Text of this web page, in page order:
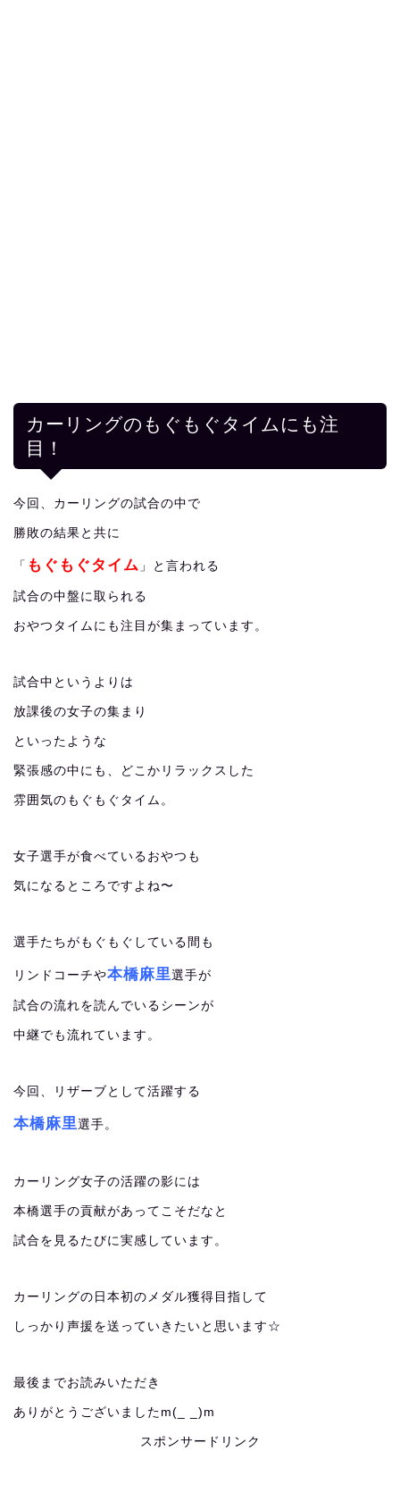
カーリングのもぐもぐタイムにも注
目！
今回、カーリングの試合の中で
勝敗の結果と共に
「 もぐもぐタイム 」と言われる
試合の中盤に取られる
おやつタイムにも注目が集まっています。
試合中というよりは
放課後の女子の集まり
といったような
緊張感の中にも、どこかリラックスした
雰囲気のもぐもぐタイム。
女子選手が食べているおやつも
気になるところですよね〜
選手たちがもぐもぐしている間も
リンドコーチや本橋麻里選手が
試合の流れを読んでいるシーンが
中継でも流れています。
今回、リザーブとして活躍する
本橋麻里選手。
カーリング女子の活躍の影には
本橋選手の貢献があってこそだなと
試合を見るたびに実感しています。
カーリングの日本初のメダル獲得目指して
しっかり声援を送っていきたいと思います☆
最後までお読みいただき
ありがとうございましたm(_ _)m
スポンサードリンク